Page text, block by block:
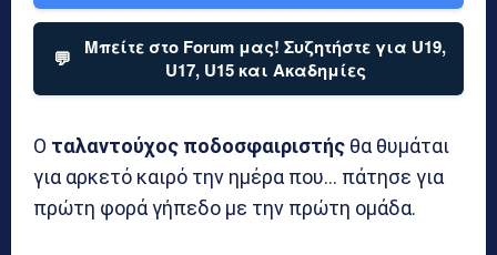
💬
Μπείτε στο Forum μας! Συζητήστε για U19,
U17, U15 και Ακαδημίες
Ο ταλαντούχος ποδοσφαιριστής θα θυμάται
για αρκετό καιρό την ημέρα που… πάτησε για
πρώτη φορά γήπεδο με την πρώτη ομάδα.